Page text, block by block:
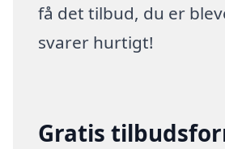
få det tilbud, du er
svarer hurtigt!
Gratis